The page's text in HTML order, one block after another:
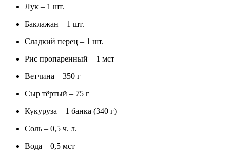
Лук – 1 шт.
Баклажан – 1 шт.
Сладкий перец – 1 шт.
Рис пропаренный – 1 мст
Ветчина – 350 г
Сыр тёртый – 75 г
Кукуруза – 1 банка (340 г)
Соль – 0,5 ч. л.
Вода – 0,5 мст